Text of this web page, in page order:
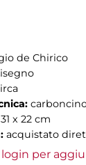
de Chirico
31 x 22 cm
acquistato
per